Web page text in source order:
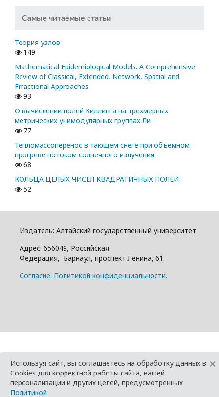
Самые читаемые статьи
Теория узлов
149
Mathematical Epidemiological Models: A Comprehensive
Review of Classical, Extended, Network, Spatial and
Frractional Approaches
93
О вычислении полей Киллинга на трехмерных
метрических унимодулярных группах Ли
77
Тепломассоперенос в тающем снеге при объемном
прогреве потоком солнечного излучения
68
КОЛЬЦА ЦЕЛЫХ ЧИСЕЛ КВАДРАТИЧНЫХ ПОЛЕЙ
52
Издатель: Алтайский государcтвенный университет
Адрес: 656049, Российская
Федерация, Барнаул, проспект Ленина, 61.
Cогласие. Политикой конфиденциальности.
Используя сайт, вы соглашаетесь на обработку данных в
Cookies для корректной работы сайта, вашей
персонализации и других целей, предусмотренных
Политикой
×